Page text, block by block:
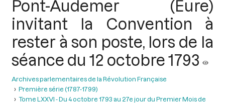
Pont-Audemer (Eure)
invitant la Convention à
rester à son poste, lors de la
séance du 12 octobre 1793
Archives parlementaires de la Révolution Française
Première série (1787-1799)
Tome LXXVI - Du 4 octobre 1793 au 27e jour du Premier Mois de